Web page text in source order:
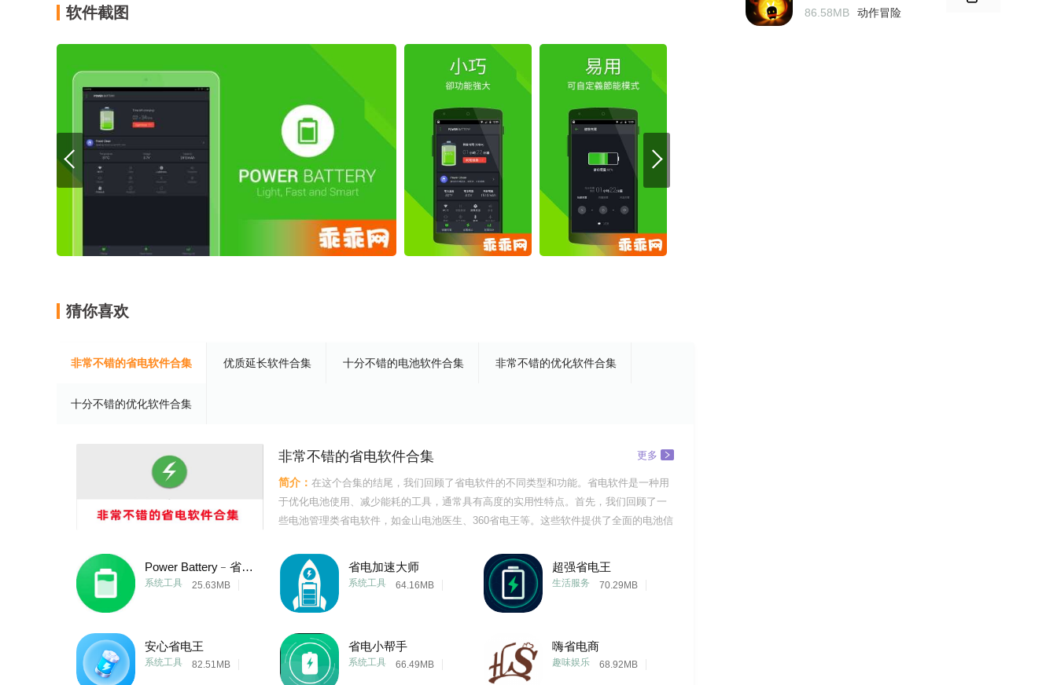
软件截图
猜你喜欢
非常不错的省电软件合集 优质延长软件合集 十分不错的电池软件合集 非常不错的优化软件合集
十分不错的优化软件合集
非常不错的省电软件合集 更多
简介： 在这个合集的结尾，我们回顾了省电软件的不同类型和功能。省电软件是一种用
于优化电池使用、减少能耗的工具，通常具有高度的实用性特点。首先，我们回顾了一
些电池管理类省电软件，如金山电池医生、360省电王等。这些软件提供了全面的电池信
用户可以通过软件进行电池优化、充电保护和深度清理等功能，延长电池的使用寿命和
续航时间。同时，还可以
Power Battery﹣省电优化、延长电池、加速充电
25.63MB
系统工具
省电加速大师
64.16MB
系统工具
超强省电王
70.29MB
生活服务
安心省电王
82.51MB
系统工具
省电小帮手
66.49MB
系统工具
嗨省电商
68.92MB
趣味娱乐
86.58MB 动作冒险